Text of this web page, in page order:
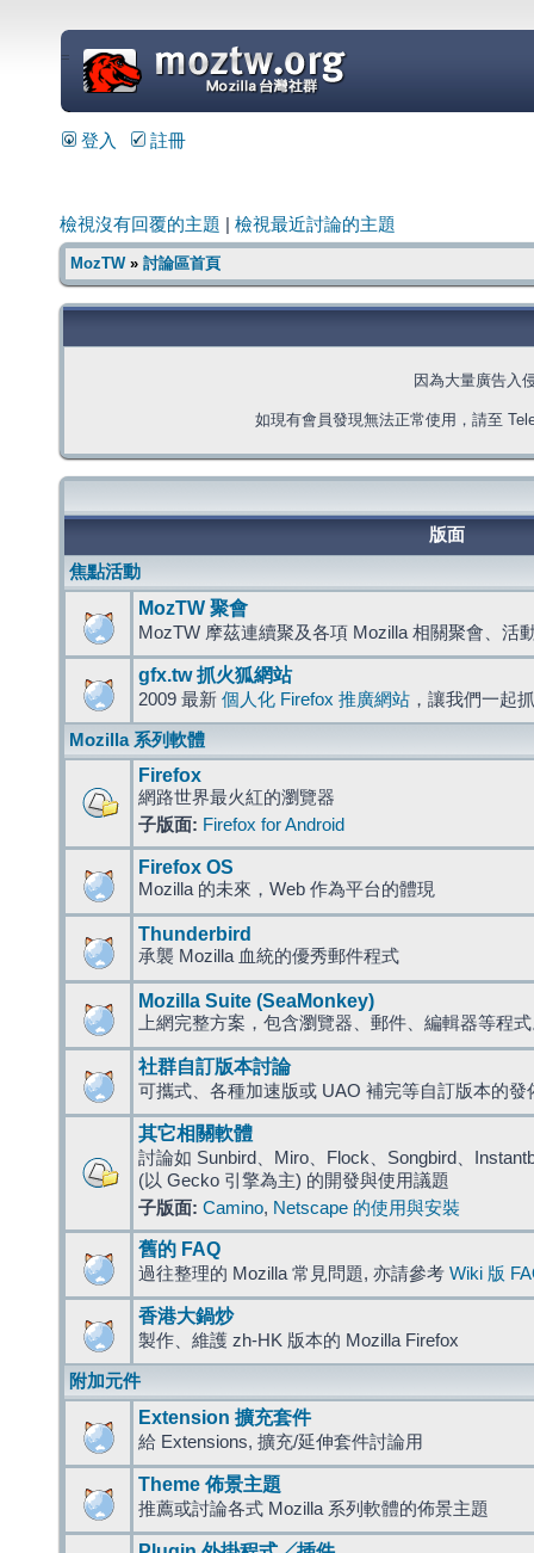
=
登入 註冊
檢視沒有回覆的主題 檢視最近討論的主題
MozTW» 討論區首頁
因為大量廣告入
如現有會員發現無法正常使用，請至
版面
焦點活動
MozTW 聚會
MozTW 摩茲連續聚及各項 Mozilla 相關聚會、活
gfx.tw 抓火狐網站
2009 最新 個人化 Firefox 推廣網站 ，讓我們一起
Mozilla 系列軟體
Firefox
網路世界最火紅的瀏覽器
子版面: Firefox for Android
Firefox OS
Mozilla 的未來，Web 作為平台的體現
Thunderbird
承襲 Mozilla 血統的優秀郵件程式
Mozilla Suite (SeaMonkey)
上網完整方案，包含瀏覽器、郵件、編輯器等程
社群自訂版本討論
可攜式、各種加速版或 UAO 補完等自訂版本的發
其它相關軟體
討論如 Sunbird、Miro、Flock、Songbird、
(以 Gecko 引擎為主) 的開發與使用議題
子版面: Camino, Netscape 的使用與安裝
舊的 FAQ
過往整理的 Mozilla 常見問題, 亦請參考 Wiki 版
香港大鍋炒
製作、維護 zh-HK 版本的 Mozilla Firefox
附加元件
Extension 擴充套件
給 Extensions, 擴充/延伸套件討論用
Theme 佈景主題
推薦或討論各式 Mozilla 系列軟體的佈景主題